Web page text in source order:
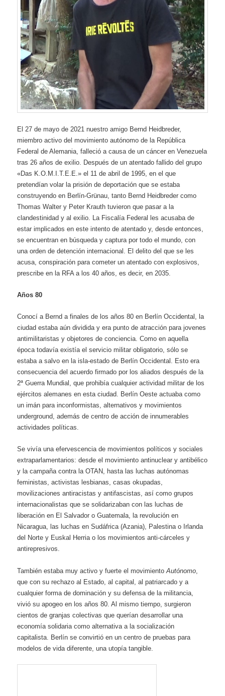
El27 de mayo de 2021 nuestro amigo Bernd Heidbreder,
miembro activo del movimiento autónomo de la República
Federal de Alemania, falleció a causa de un cáncer en Venezuela
tras 26 años de exilio. Después de un atentado fallido del grupo
«Das K.O.M.I.T.E.E.» el 11 de abril de 1995, en el que
pretendían volar la prisión de deportación que se estaba
construyendo en Berlín-Grünau, tanto Bernd Heidbreder como
Thomas Walter y Peter Krauth tuvieron que pasar a la
clandestinidad y al exilio. La Fiscalía Federal les acusaba de
estar implicados en este intento de atentado y, desde entonces,
se encuentran en búsqueda y captura por todo el mundo, con
una orden de detención internacional. El delito del que se les
acusa, conspiración para cometer un atentado con explosivos,
prescribe en la RFA a los 40 años, es decir, en 2035.
Años 80
Conocí a Bernd a finales de los años 80 en Berlín Occidental, la
ciudad estaba aún dividida y era punto de atracción para jovenes
antimilitaristas y objetores de conciencia. Como en aquella
época todavía existía el servicio militar obligatorio, sólo se
estaba a salvo en la isla-estado de Berlín Occidental. Esto era
consecuencia del acuerdo firmado por los aliados después de la
2ª Guerra Mundial, que prohibía cualquier actividad militar de los
ejércitos alemanes en esta ciudad. Berlín Oeste actuaba como
un imán para inconformistas, alternativos y movimientos
underground, además de centro de acción de innumerables
actividades políticas.
Se vivía una efervescencia de movimientos políticos y sociales
extraparlamentarios: desde el movimiento antinuclear y antibélico
y la campaña contra la OTAN, hasta las luchas autónomas
feministas, activistas lesbianas, casas okupadas,
movilizaciones antiracistas y antifascistas, así como grupos
internacionalistas que se solidarizaban con las luchas de
liberación en El Salvador o Guatemala, la revolución en
Nicaragua, las luchas en Sudáfrica (Azania), Palestina o Irlanda
del Norte y Euskal Herria o los movimientos anti-cárceles y
antirepresivos.
También estaba muy activo y fuerte el movimientoAutónomo
que con su rechazo al Estado, al capital, al patriarcado y a
cualquier forma de dominación y su defensa de la militancia,
vivió su apogeo en los años 80. Al mismo tiempo, surgieron
cientos de granjas colectivas que querían desarrollar una
economía solidaria como alternativa a la socialización
capitalista. Berlín se convirtió en un centro de pruebas para
modelos de vida diferente, una utopía tangible.